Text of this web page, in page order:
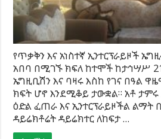
የጥቃቅን እና አነስተኛ ኢንተርፕራይዞች
አበባ በሚገኙ ክፍለ ከተሞች ከታኅሣሥ
ኤግዚቢሽን እና ባዛሩ እስከ የገና በዓል
ክፍት ሆኖ እንደሚቆይ ታውቋል። አቶ ታምሩ
ዕድል ፈጠራ እና ኢንተርፕራይዞችል ልማት
ዳይሬክቶሬት ዳይሬክተር ለከፍታ …